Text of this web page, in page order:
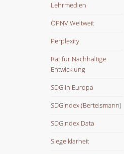
Lehrmedien
ÖPNV Weltweit
Perplexity
Rat für Nachhaltige
Entwicklung
SDG in Europa
SDGIndex (Bertelsmann)
SDGIndex Data
Siegelklarheit